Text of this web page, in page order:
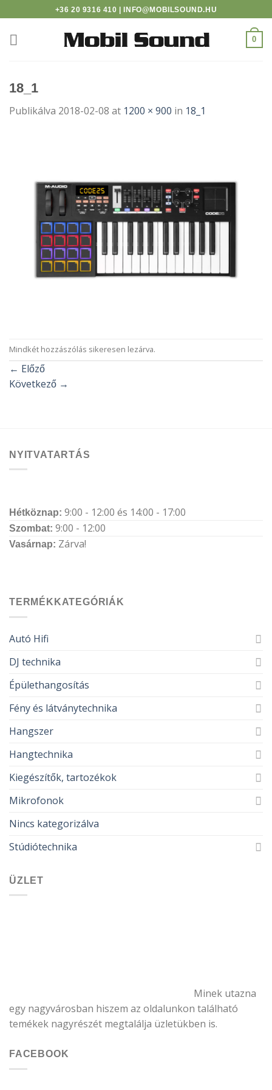
to
content
+36 20 9316 410 | INFO@MOBILSOUND.HU
0
18_1
Publikálva 2018-02-08 at 1200 × 900 in 18_1
Mindkét hozzászólás sikeresen lezárva.
← Előző
Következő →
NYITVATARTÁS
Hétköznap: 9:00 - 12:00 és 14:00 - 17:00
Szombat: 9:00 - 12:00
Vasárnap: Zárva!
TERMÉKKATEGÓRIÁK
Autó Hifi
DJ technika
Épülethangosítás
Fény és látványtechnika
Hangszer
Hangtechnika
Kiegészítők, tartozékok
Mikrofonok
Nincs kategorizálva
Stúdiótechnika
ÜZLET
Minek utazna
egy nagyvárosban hiszem az oldalunkon található
temékek nagyrészét megtalálja üzletükben is.
FACEBOOK